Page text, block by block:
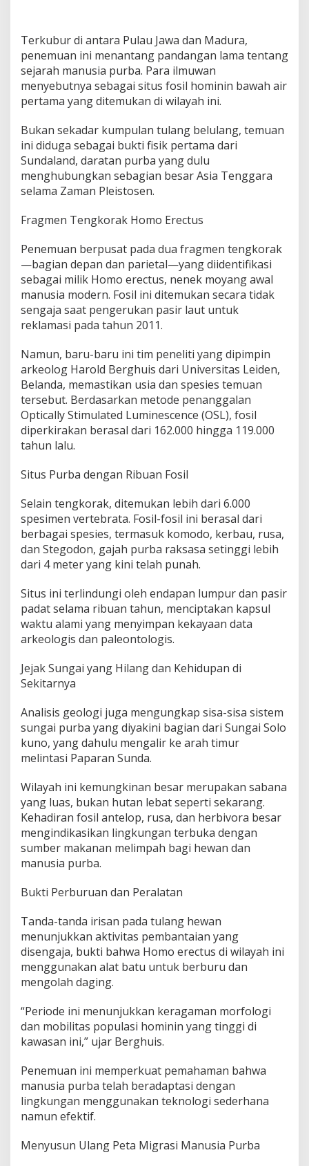
a
a
h
D
a
r
L
a
u
t
Terkubur di antara Pulau Jawa dan Madura,
penemuan ini menantang pandangan lama tentang
sejarah manusia purba. Para ilmuwan
menyebutnya sebagai situs fosil hominin bawah air
pertama yang ditemukan di wilayah ini.
Bukan sekadar kumpulan tulang belulang, temuan
ini diduga sebagai bukti fisik pertama dari
Sundaland, daratan purba yang dulu
menghubungkan sebagian besar Asia Tenggara
selama Zaman Pleistosen.
Fragmen Tengkorak Homo Erectus
Penemuan berpusat pada dua fragmen tengkorak
—bagian depan dan parietal—yang diidentifikasi
sebagai milik Homo erectus, nenek moyang awal
manusia modern. Fosil ini ditemukan secara tidak
sengaja saat pengerukan pasir laut untuk
reklamasi pada tahun 2011.
Namun, baru-baru ini tim peneliti yang dipimpin
arkeolog Harold Berghuis dari Universitas Leiden,
Belanda, memastikan usia dan spesies temuan
tersebut. Berdasarkan metode penanggalan
Optically Stimulated Luminescence (OSL), fosil
diperkirakan berasal dari 162.000 hingga 119.000
tahun lalu.
Situs Purba dengan Ribuan Fosil
Selain tengkorak, ditemukan lebih dari 6.000
spesimen vertebrata. Fosil-fosil ini berasal dari
berbagai spesies, termasuk komodo, kerbau, rusa,
dan Stegodon, gajah purba raksasa setinggi lebih
dari 4 meter yang kini telah punah.
Situs ini terlindungi oleh endapan lumpur dan pasir
padat selama ribuan tahun, menciptakan kapsul
waktu alami yang menyimpan kekayaan data
arkeologis dan paleontologis.
Jejak Sungai yang Hilang dan Kehidupan di
Sekitarnya
Analisis geologi juga mengungkap sisa-sisa sistem
sungai purba yang diyakini bagian dari Sungai Solo
kuno, yang dahulu mengalir ke arah timur
melintasi Paparan Sunda.
Wilayah ini kemungkinan besar merupakan sabana
yang luas, bukan hutan lebat seperti sekarang.
Kehadiran fosil antelop, rusa, dan herbivora besar
mengindikasikan lingkungan terbuka dengan
sumber makanan melimpah bagi hewan dan
manusia purba.
Bukti Perburuan dan Peralatan
Tanda-tanda irisan pada tulang hewan
menunjukkan aktivitas pembantaian yang
disengaja, bukti bahwa Homo erectus di wilayah ini
menggunakan alat batu untuk berburu dan
mengolah daging.
“Periode ini menunjukkan keragaman morfologi
dan mobilitas populasi hominin yang tinggi di
kawasan ini,” ujar Berghuis.
Penemuan ini memperkuat pemahaman bahwa
manusia purba telah beradaptasi dengan
lingkungan menggunakan teknologi sederhana
namun efektif.
Menyusun Ulang Peta Migrasi Manusia Purba